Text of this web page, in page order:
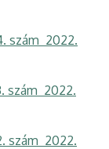
szám 2022.
szám 2022.
szám 2022.